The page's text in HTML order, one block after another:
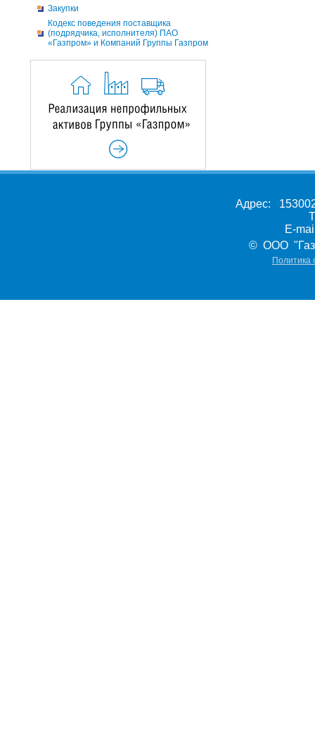
Закупки
Кодекс поведения поставщика
(подрядчика, исполнителя) ПАО
«Газпром» и Компаний Группы Газпром
Адрес:
E-
© ООО
Политика